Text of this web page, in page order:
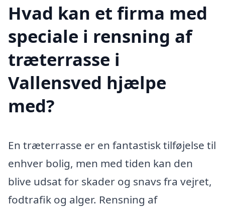
Hvad kan et firma med
speciale i rensning af
træterrasse i
Vallensved hjælpe
med?
En træterrasse er en fantastisk tilføjelse til
enhver bolig, men med tiden kan den
blive udsat for skader og snavs fra vejret,
fodtrafik og alger. Rensning af